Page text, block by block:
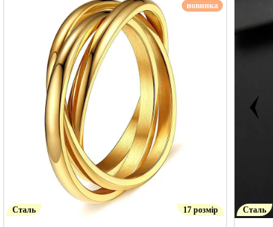
новинка
17 розмір
Сталь Сталь